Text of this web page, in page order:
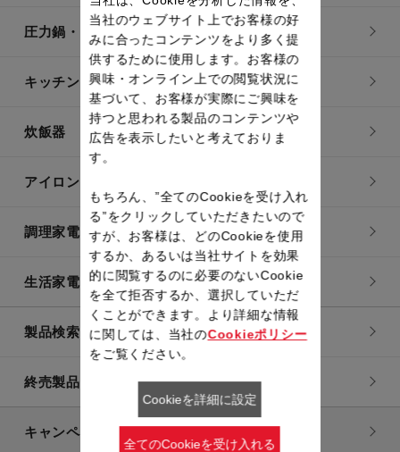
圧力鍋・電気圧力鍋
キッチン用品
炊飯器
アイロン・衣類スチーマー
調理家電
生活家電
製品検索一覧
終売製品一覧
キャンペーン・特集
当社のウェブサイト上でお客様の好
みに合ったコンテンツをより多く提
供するために使用します。お客様の
興味・オンライン上での閲覧状況に
基づいて、お客様が実際にご興味を
持つと思われる製品のコンテンツや
広告を表示したいと考えておりま
す。
もちろん、”全てのCookieを受け入れ
る”をクリックしていただきたいので
すが、お客様は、どのCookieを使用
するか、あるいは当社サイトを効果
的に閲覧するのに必要のないCookie
を全て拒否するか、選択していただ
くことができます。より詳細な情報
に関しては、当社のCookieポリシー
をご覧ください。
Cookieを詳細に設定
全てのCookieを受け入れる